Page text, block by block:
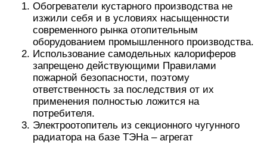
Обогреватели кустарного производства не
изжили себя и в условиях насыщенности
современного рынка отопительным
оборудованием промышленного производства.
Использование самодельных калориферов
запрещено действующими Правилами
пожарной безопасности, поэтому
ответственность за последствия от их
применения полностью ложится на
потребителя.
Электроотопитель из секционного чугунного
радиатора на базе ТЭНа – агрегат